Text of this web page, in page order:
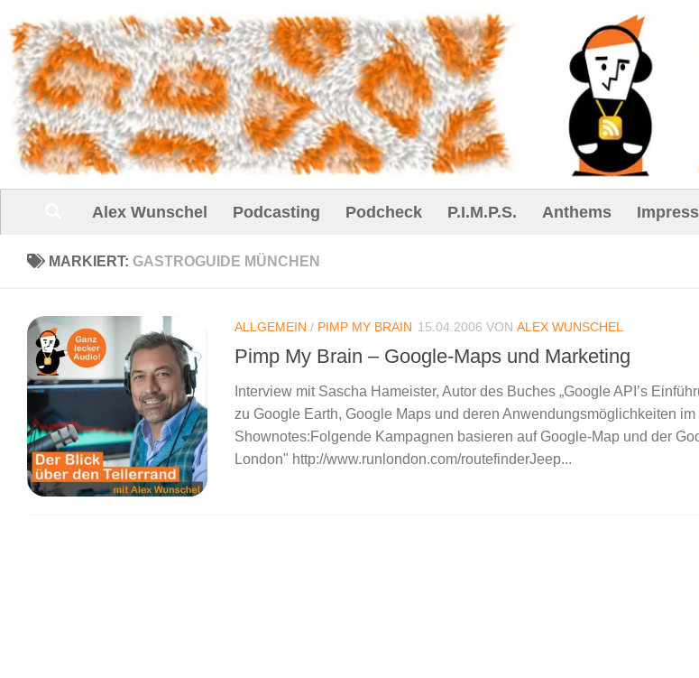
Unter dem Inhalt
Alex Wunschel Podcasting Podcheck P.I.M.P.S. Anthems
MARKIERT: GASTROGUIDE MÜNCHEN
ALLGEMEIN / PIMP MY BRAIN 15.04.2006 VON ALEX WUNSCHEL
Pimp My Brain – Google-Maps und Marketing
Interview mit Sascha Hameister, Autor des Buches „Google API’s
zu Google Earth, Google Maps und deren Anwendungsmöglichkeiten im
Shownotes:Folgende Kampagnen basieren auf Google-Map und der
London" http://www.runlondon.com/routefinderJeep...